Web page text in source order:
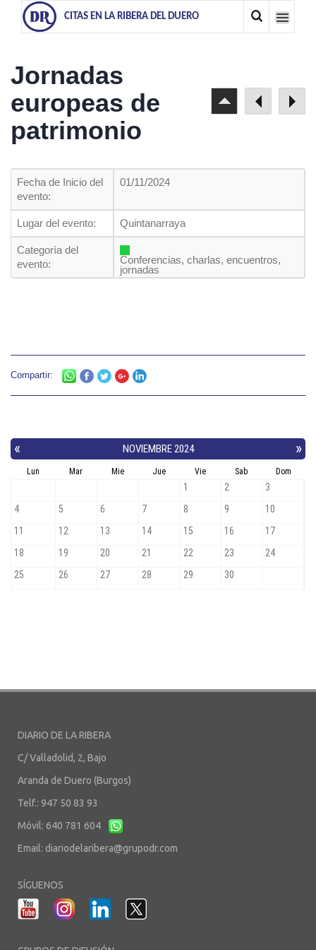
CITAS EN LA RIBERA DEL DUERO
Jornadas
europeas de
patrimonio
Fecha de Inicio del
evento:
01/11/2024
Lugar del evento: Quintanarraya
Categoría del
evento:
Conferencias, charlas, encuentros,
jornadas
Compartir:
DIARIO DE LA RIBERA
C/ Valladolid, 2, Bajo
Aranda de Duero (Burgos)
Telf.: 947 50 83 93
Móvil: 640 781 604
Email: diariodelaribera@grupodr.com
SÍGUENOS